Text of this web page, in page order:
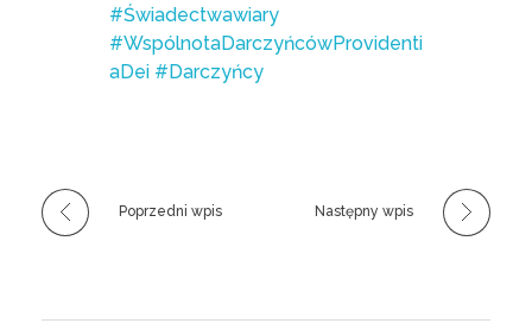
#Świadectwawiary
#WspólnotaDarczyńcówProvidenti
aDei #Darczyńcy
Poprzedni wpis Następny wpis